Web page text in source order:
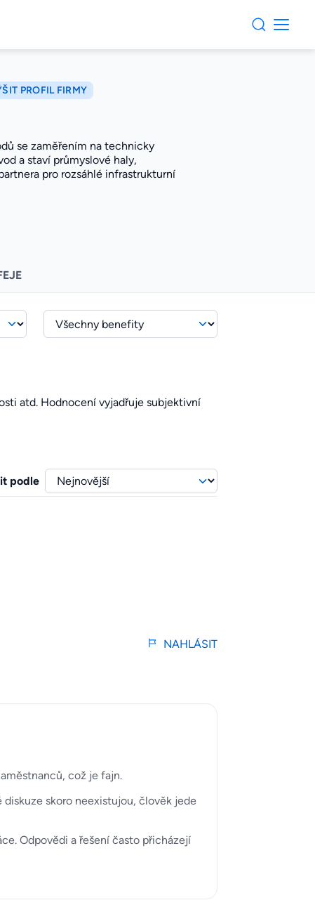
PROFIL FIRMY
se zaměřením na technicky
a staví průmyslové haly,
pro rozsáhlé infrastrukturní
atd. Hodnocení vyjadřuje subjektivní
podle
NAHLÁSIT
což je fajn.
skoro neexistujou, člověk jede
Odpovědi a řešení často přicházejí